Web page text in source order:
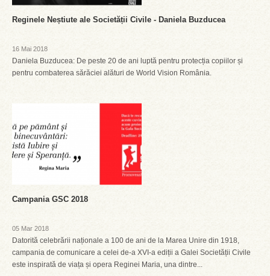
Reginele Neștiute ale Societății Civile - Daniela Buzducea
16 Mai 2018
Daniela Buzducea: De peste 20 de ani luptă pentru protecția copiilor și
pentru combaterea sărăciei alături de World Vision România.
Campania GSC 2018
05 Mar 2018
Datorită celebrării naționale a 100 de ani de la Marea Unire din 1918,
campania de comunicare a celei de-a XVI-a ediții a Galei Societății Civile
este inspirată de viața și opera Reginei Maria, una dintre...